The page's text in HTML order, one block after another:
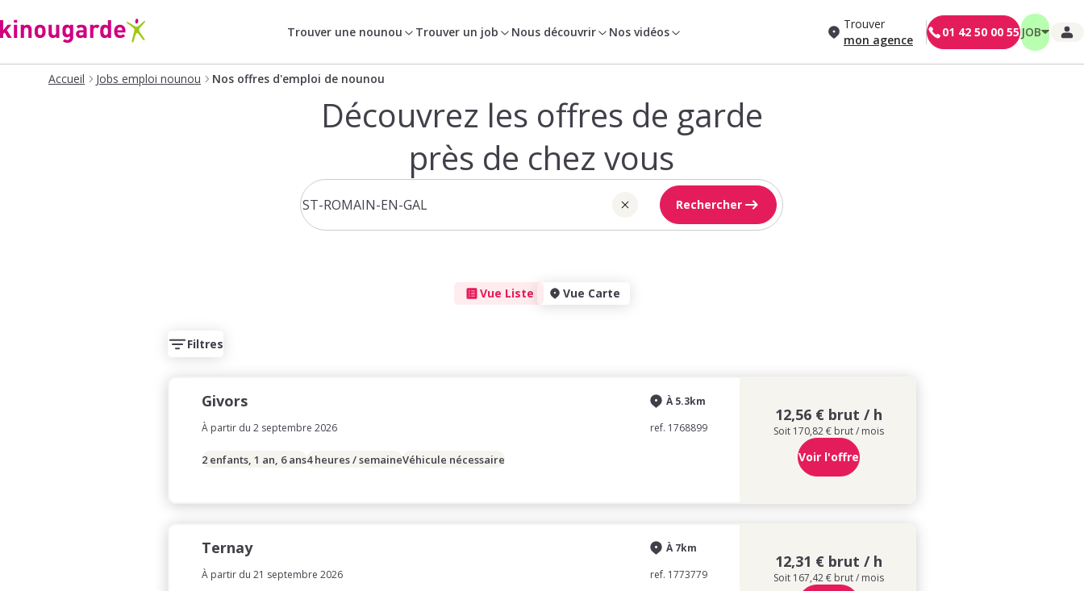
Trouver une nounou Trouver un job Nous découvrir Nos vidéos
Trouver
mon agence
01 42 50 00 55 JOB
Accueil Jobs emploi nounou Nos offres d'emploi de nounou
Découvrez les offres de garde
près de chez vous
Rechercher
Vue Liste Vue Carte
Filtres
Givors
À partir du 2 septembre 2026
À 5.3km
ref. 1768899
2 enfants, 1 an, 6 ans4 heures / semaineVéhicule nécessaire
12,56 € brut / h
Soit 170,82 € brut / mois
Voir l'offre
Ternay
À partir du 21 septembre 2026
À 7km
ref. 1773779
12,31 € brut / h
Soit 167,42 € brut / mois